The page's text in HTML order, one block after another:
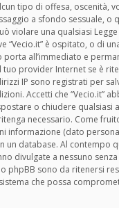
tipo di offesa, oscenità,
a sfondo sessuale, o
violare una qualsiasi
“Vecio.it” è ospitato, o di
porta all’immediato e
tuo provider Internet se è
IP sono registrati per
Accetti che “Vecio.it”
o chiudere qualsiasi
necessario. Come
informazione (dato
un database. Al contempo
divulgate a nessuno
o phpBB sono da ritenersi
che possa